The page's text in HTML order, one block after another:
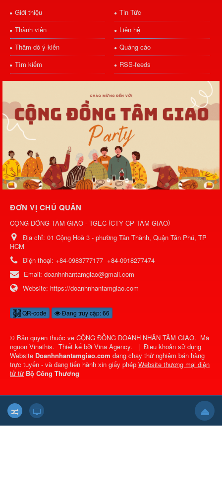
Giới thiệu
Tin Tức
Thành viên
Liên hệ
Thăm dò ý kiến
Quảng cáo
Tìm kiếm
RSS-feeds
ĐƠN VỊ CHỦ QUẢN
CỘNG ĐỒNG TÂM GIAO - TGEC (CTY CP TÂM GIAO)
Địa chỉ: 01 Cộng Hoà 3 - phường Tân Thành, Quận Tân Phú, TP
HCM
Điện thoại: +84-0983777177 +84-0918277474
Email: doanhnhantamgiao@gmail.com
Website: https://doanhnhantamgiao.com
QR-code Đang truy cập: 66
© Bản quyền thuộc về CỘNG ĐỒNG DOANH NHÂN TÂM GIAO. Mã
nguồn Vinathis. Thiết kế bởi Vina Agency. | Điều khoản sử dụng
Website Doanhnhantamgiao.com đang chạy thử nghiệm bán hàng
trực tuyến - và đang tiến hành xin giấy phép Website thương mại điện
tử từ Bộ Công Thương